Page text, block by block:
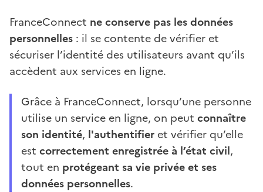
FranceConnect ne conserve pas les données
personnelles : il se contente de vérifier et
sécuriser l’identité des utilisateurs avant qu’ils
accèdent aux services en ligne.
Grâce à FranceConnect, lorsqu’une personne
utilise un service en ligne, on peut connaître
son identité, l'authentifier et vérifier qu’elle
est correctement enregistrée à l’état civil,
tout en protégeant sa vie privée et ses
données personnelles.